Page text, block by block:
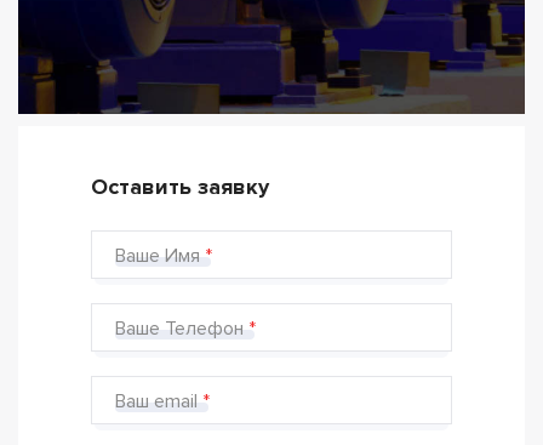
Оставить заявку
Ваше Имя
Ваше Телефон
Ваш email